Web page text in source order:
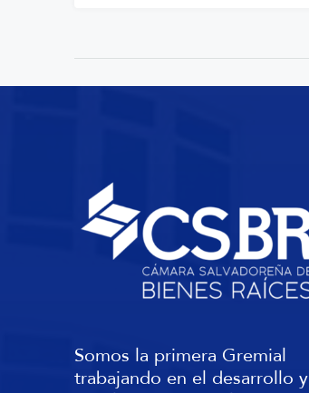
Somos la primera Gremial
trabajando en el desarrollo y